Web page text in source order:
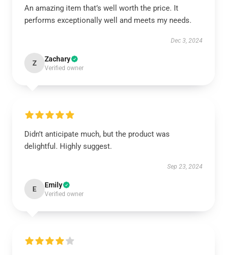
An amazing item that’s well worth the price. It
performs exceptionally well and meets my needs.
Dec 3, 2024
Z Zachary
Verified owner
Didn’t anticipate much, but the product was
delightful. Highly suggest.
Sep 23, 2024
E Emily
Verified owner